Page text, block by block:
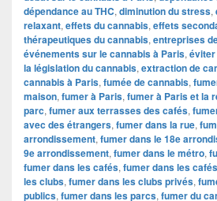
dépendance au THC, diminution du stress,
relaxant, effets du cannabis, effets
thérapeutiques du cannabis, entreprises
événements sur le cannabis à Paris,
la législation du cannabis, extraction de
cannabis à Paris, fumée de cannabis,
maison, fumer à Paris, fumer à Paris et la
parc, fumer aux terrasses des cafés,
avec des étrangers, fumer dans la rue,
arrondissement, fumer dans le 18e
9e arrondissement, fumer dans le métro,
fumer dans les cafés, fumer dans les
les clubs, fumer dans les clubs privés,
publics, fumer dans les parcs, fumer du